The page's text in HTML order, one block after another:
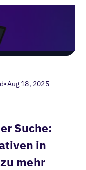
•Aug 18, 2025
Suche:
in
mehr